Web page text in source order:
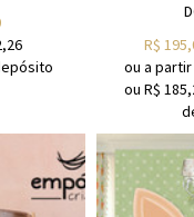
R$
ou a
ou R$